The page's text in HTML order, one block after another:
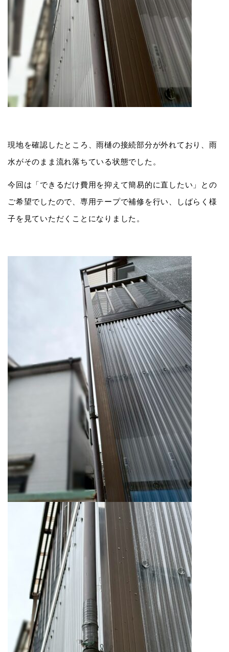
現地を確認したところ、雨樋の接続部分が外れており、雨
水がそのまま流れ落ちている状態でした。
今回は「できるだけ費用を抑えて簡易的に直したい」との
ご希望でしたので、専用テープで補修を行い、しばらく様
子を見ていただくことになりました。